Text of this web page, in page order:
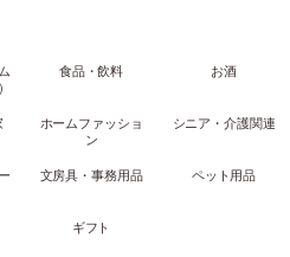
食品・飲料 お酒
ホームファッショ
ン
シニア・介護関連
文房具・事務用品 ペット用品
ギフト